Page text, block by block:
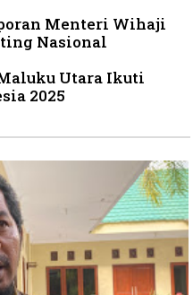
Menteri Wihaji
Nasional
Utara Ikuti
2025